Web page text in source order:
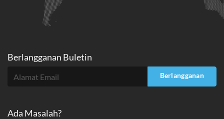
Berlangganan Buletin
Berlangganan
Ada Masalah?